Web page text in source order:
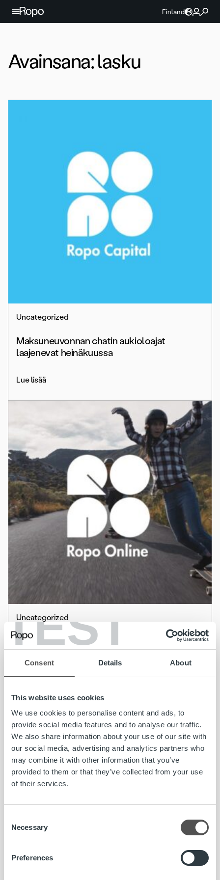
TEST
Consent Details About
This website uses cookies
We use cookies to personalise content and ads, to
provide social media features and to analyse our traffic.
We also share information about your use of our site with
our social media, advertising and analytics partners who
may combine it with other information that you’ve
provided to them or that they’ve collected from your use
of their services.
Selection
Necessary
Preferences
Jatka sisältöön
Finland
Avainsana:lasku
Uncategorized
Maksuneuvonnan chatin aukioloajat
laajenevat heinäkuussa
Lue lisää
Uncategorized
Ropo Onlinessa hoidat maksuasiasi kätevästi
24/7